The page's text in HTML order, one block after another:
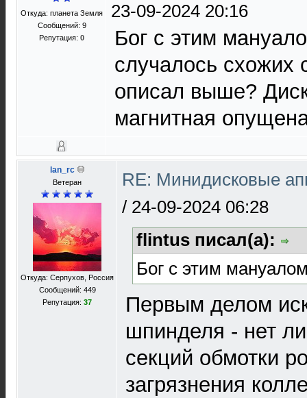
Откуда: планета Земля
Сообщений: 9
Репутация: 0
23-09-2024 20:16
Бог с этим
случалось схожих
описал выше?
магнитная
lan_rc
Ветеран
Откуда: Серпухов, Россия
Сообщений: 449
Репутация: 37
RE: Минидисковые
/ 24-09-2024 06:28
flintus писал(а):
Бог с этим
Первым делом
шпинделя - нет
секций обмотки
загрязнения